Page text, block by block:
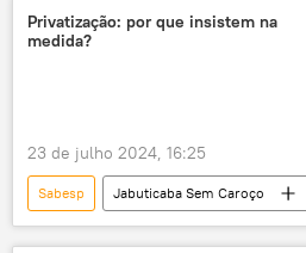
Brasil
política
Privatização: por que insistem na
medida?
23 de julho 2024, 16:25
Sabesp Jabuticaba Sem Caroço
podcast
Brasil
política